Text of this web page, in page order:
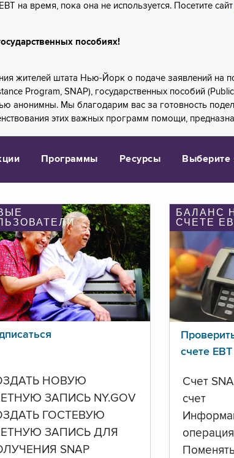
на время, пока она не используется. Посетите сайт
пособиях!
жителей штата Нью-Йорк о подаче заявлений
Program, SNAP), государственных пособий
анонимны. Мы благодарим вас за готовность
этих важных программ помощи,
Программы Ресурсы Выберите
НОВУЮ
ЗАПИСЬ NY.GOV
ГОСТЕВУЮ
ЗАПИСЬ ДЛЯ
SNAP
БАЛАНС
СЧЕТЕ
счете ЕВТ
Счет
счет